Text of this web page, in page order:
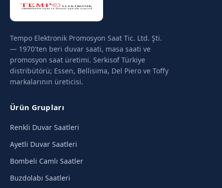
Tempo Elektronik Promosyon Saat Tic. Ltd. Şti.
— 1970'ten beri duvar saati, masa saati ve
promosyon saat üretimi. Serkisof Türkiye
distribütörü; Essen, Bellisima, Del Piero ve Toffy
markalarının üreticisi.
Ürün Grupları
Renkli Duvar Saatleri
Ayetli Duvar Saatleri
Bombeli Camlı Saatler
Buzdolabı Saatleri